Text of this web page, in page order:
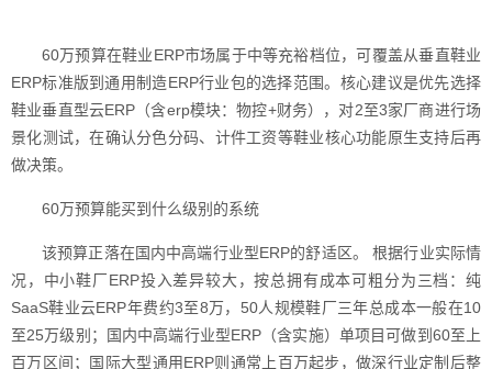
60万预算在鞋业ERP市场属于中等充裕档位，可覆盖从垂直鞋业
ERP标准版到通用制造ERP行业包的选择范围。核心建议是优先选择
鞋业垂直型云ERP（含erp模块：物控+财务），对2至3家厂商进行场
景化测试，在确认分色分码、计件工资等鞋业核心功能原生支持后再
做决策。
60万预算能买到什么级别的系统
该预算正落在国内中高端行业型ERP的舒适区。 根据行业实际情
况，中小鞋厂ERP投入差异较大，按总拥有成本可粗分为三档：纯
SaaS鞋业云ERP年费约3至8万，50人规模鞋厂三年总成本一般在10
至25万级别；国内中高端行业型ERP（含实施）单项目可做到60至上
百万区间；国际大型通用ERP则通常上百万起步，做深行业定制后整